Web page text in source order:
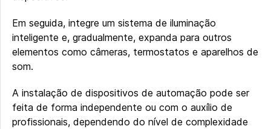
Em seguida, integre um sistema de iluminação
inteligente e, gradualmente, expanda para outros
elementos como câmeras, termostatos e aparelhos de
som.
A instalação de dispositivos de automação pode ser
feita de forma independente ou com o auxílio de
profissionais, dependendo do nível de complexidade